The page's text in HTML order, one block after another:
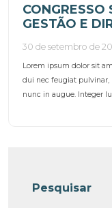
CONGRESSO
GESTÃO E
30 de setembro de
Lorem ipsum dolor sit
dui nec feugiat pulvinar,
nunc in augue. Integer
Pesquisar